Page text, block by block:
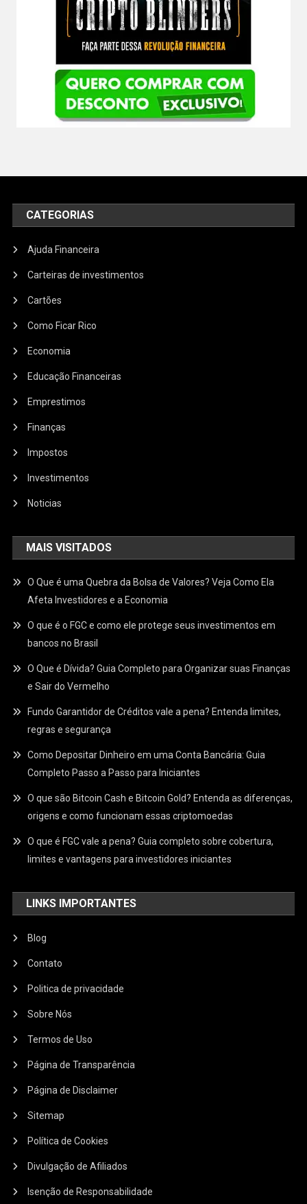
CATEGORIAS
Ajuda Financeira
Carteiras de investimentos
Cartões
Como Ficar Rico
Economia
Educação Financeiras
Emprestimos
Finanças
Impostos
Investimentos
Noticias
MAIS VISITADOS
O Que é uma Quebra da Bolsa de Valores? Veja Como Ela
Afeta Investidores e a Economia
O que é o FGC e como ele protege seus investimentos em
bancos no Brasil
O Que é Dívida? Guia Completo para Organizar suas Finanças
e Sair do Vermelho
Fundo Garantidor de Créditos vale a pena? Entenda limites,
regras e segurança
Como Depositar Dinheiro em uma Conta Bancária: Guia
Completo Passo a Passo para Iniciantes
O que são Bitcoin Cash e Bitcoin Gold? Entenda as diferenças,
origens e como funcionam essas criptomoedas
O que é FGC vale a pena? Guia completo sobre cobertura,
limites e vantagens para investidores iniciantes
LINKS IMPORTANTES
Blog
Contato
Politica de privacidade
Sobre Nós
Termos de Uso
Página de Transparência
Página de Disclaimer
Sitemap
Política de Cookies
Divulgação de Afiliados
Isenção de Responsabilidade